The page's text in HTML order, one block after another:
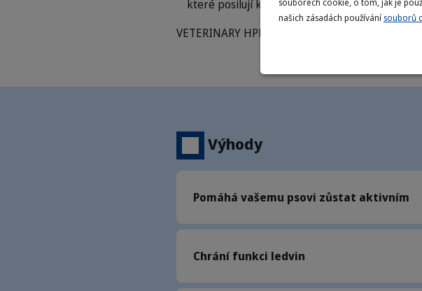
které posilují kožní bariéru a zajišťují lesklou
VETERINARY HPM® neobsahuje žádná umělá
Výhody
Pomáhá vašemu psovi zůstat aktivním
Chrání funkci ledvin
souborech cookie, o tom, jak je
našich zásadách používání souborů